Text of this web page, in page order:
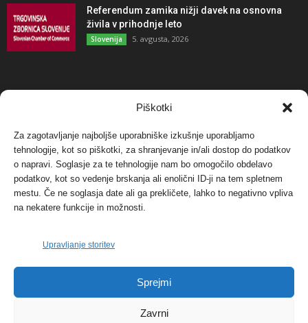
Piškotki
Za zagotavljanje najboljše uporabniške izkušnje uporabljamo
tehnologije, kot so piškotki, za shranjevanje in/ali dostop do podatkov
o napravi. Soglasje za te tehnologije nam bo omogočilo obdelavo
podatkov, kot so vedenje brskanja ali enolični ID-ji na tem spletnem
mestu. Če ne soglasja date ali ga prekličete, lahko to negativno vpliva
na nekatere funkcije in možnosti.
Upravljanje storitev
Sprejmi
Zavrni
Referendum zamika nižji davek na osnovna
živila v prihodnje leto
Slovenija 5. avgusta, 2026
NAJBOLJ KOMENTIRANO
Protest proti vetrnim elektrarnam na Ojstrici, v
svetu pa vedno bolj...
Dogodki 12. maja, 2017
Tožilstvo v Celovcu v korist elektrarnam
Verbund
FOTO: Razstava cvetličarskega mojstra Andreja
Dogodki 27. novembra, 2017